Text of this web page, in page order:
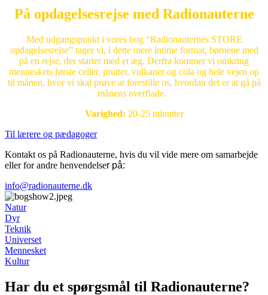
På opdagelsesrejse med Radionauterne
Med udgangspunkt i vores bog “Radionauternes STORE
opdagelsesrejse” tager vi, i dette mere intime format, børnene med
på en rejse, der starter med et æg. Derfra kommer vi omkring
menneskets første celler, prutter, vulkaner og cola og hele vejen op
til månen, hvor vi skal prøve at forestille os, hvordan det er at gå på
månens overflade.
Varighed: 20-25 minutter
Til lærere og pædagoger
Kontakt os på Radionauterne, hvis du vil vide mere om samarbejde
eller for andre henvendelser på:
info@radionauterne.dk
Natur
Dyr
Teknik
Universet
Mennesket
Kultur
Har du et spørgsmål til Radionauterne?